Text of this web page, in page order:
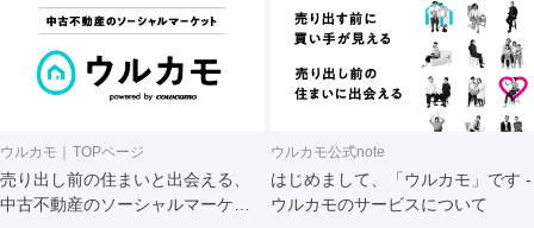
ウルカモ｜TOPページ
売り出し前の住まいと出会える、
中古不動産のソーシャルマーケッ
ウルカモ公式note
はじめまして、「ウルカモ」です -
ウルカモのサービスについて